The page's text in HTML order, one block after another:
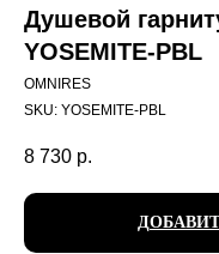
Душевой
YOSEMITE-PBL
OMNIRES
SKU: YOSEMITE-PBL
8 730 р.